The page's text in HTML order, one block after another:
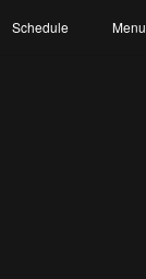
Schedule Menu